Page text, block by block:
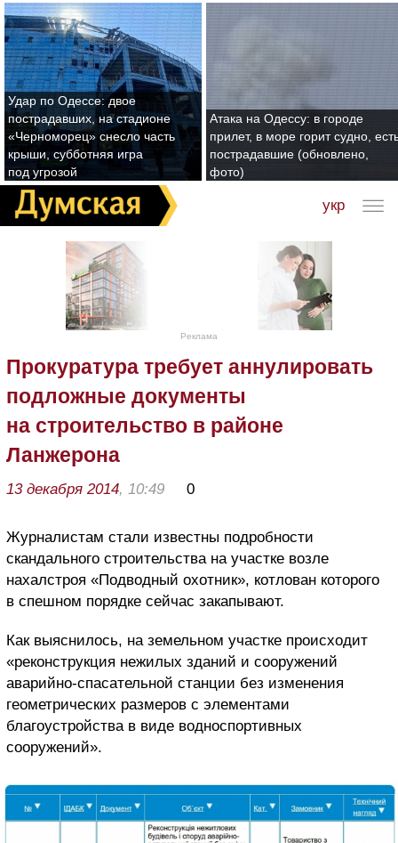
Удар по Одессе: двое
пострадавших, на стадионе
«Черноморец» снесло часть
крыши, субботняя игра
под угрозой
Атака на Одессу: в городе
прилет, в море горит судно,
пострадавшие (обновлено,
фото)
укр
Реклама
Прокуратура требует аннулировать
подложные документы
на строительство в районе
Ланжерона
13 декабря 2014, 10:49 0
Журналистам стали известны подробности
скандального строительства на участке возле
нахалстроя «Подводный охотник», котлован которого
в спешном порядке сейчас закапывают.
Как выяснилось, на земельном участке происходит
«реконструкция нежилых зданий и сооружений
аварийно-спасательной станции без изменения
геометрических размеров с элементами
благоустройства в виде водноспортивных
сооружений».